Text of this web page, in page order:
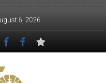
6, 2026